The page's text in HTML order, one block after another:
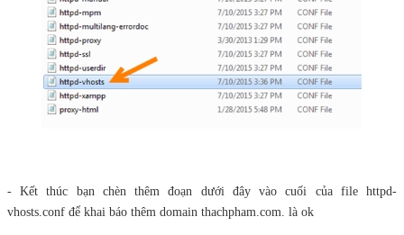
- Kết thúc bạn chèn thêm đoạn dưới đây vào cuối của file httpd-
vhosts.conf để khai báo thêm domain thachpham.com. là ok